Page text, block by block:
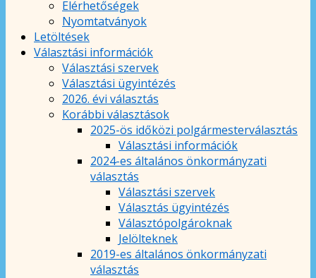
Elérhetőségek
Nyomtatványok
Letöltések
Választási információk
Választási szervek
Választási ügyintézés
2026. évi választás
Korábbi választások
2025-ös időközi polgármesterválasztás
Választási információk
2024-es általános önkormányzati
választás
Választási szervek
Választás ügyintézés
Választópolgároknak
Jelölteknek
2019-es általános önkormányzati
választás